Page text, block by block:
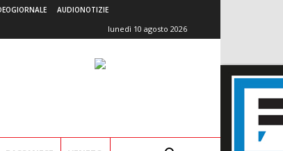
AUDIONOTIZIE
lunedì 10 agosto 2026